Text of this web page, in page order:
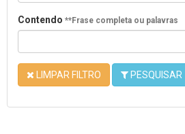
Contendo **Frase completa ou palavras
LIMPAR FILTRO PESQUISAR